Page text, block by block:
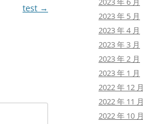
test →
2023 年 5 月
2023 年 4 月
2023 年 3 月
2023 年 2 月
2023 年 1 月
2022 年 12 月
2022 年 11 月
2022 年 10 月